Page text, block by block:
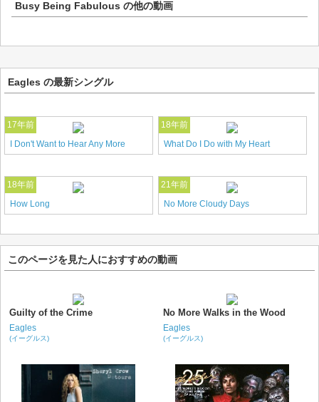
Busy Being Fabulous の他の動画
Eagles の最新シングル
17年前
I Don't Want to Hear Any More
18年前
What Do I Do with My Heart
18年前
How Long
21年前
No More Cloudy Days
このページを見た人におすすめの動画
Guilty of the Crime
Eagles
(イーグルス)
No More Walks in the Wood
Eagles
(イーグルス)